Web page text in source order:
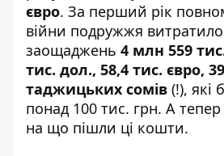
євро. За перший рік
війни подружжя витратило
заощаджень 4 млн 559
тис. дол., 58,4 тис. євро,
таджицьких сомів (!), які
понад 100 тис. грн. А
на що пішли ці кошти.